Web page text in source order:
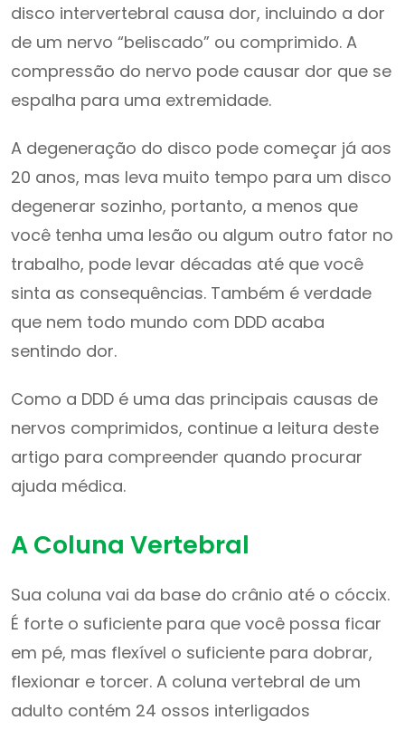
disco intervertebral causa dor, incluindo a dor
de um nervo “beliscado” ou comprimido. A
compressão do nervo pode causar dor que se
espalha para uma extremidade.
A degeneração do disco pode começar já aos
20 anos, mas leva muito tempo para um disco
degenerar sozinho, portanto, a menos que
você tenha uma lesão ou algum outro fator no
trabalho, pode levar décadas até que você
sinta as consequências. Também é verdade
que nem todo mundo com DDD acaba
sentindo dor.
Como a DDD é uma das principais causas de
nervos comprimidos, continue a leitura deste
artigo para compreender quando procurar
ajuda médica.
A Coluna Vertebral
Sua coluna vai da base do crânio até o cóccix.
É forte o suficiente para que você possa ficar
em pé, mas flexível o suficiente para dobrar,
flexionar e torcer. A coluna vertebral de um
adulto contém 24 ossos interligados